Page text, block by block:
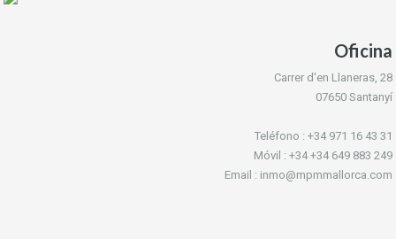
Oficina
Carrer d'en Llaneras, 28
07650 Santanyí
Teléfono : +34 971 16 43 31
Móvil : +34 +34 649 883 249
Email : inmo@mpmmallorca.com